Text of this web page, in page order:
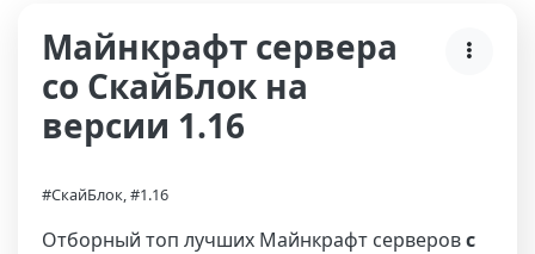
Майнкрафт сервера
со СкайБлок на
версии 1.16
#СкайБлок, #1.16
Отборный топ лучших Майнкрафт серверовс